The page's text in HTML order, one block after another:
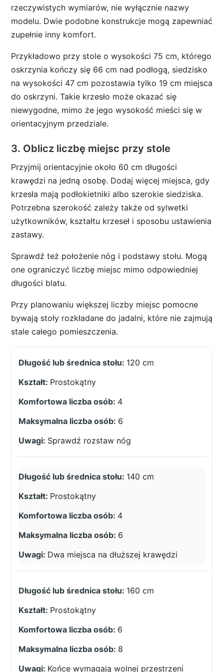
rzeczywistych wymiarów, nie wyłącznie nazwy
modelu. Dwie podobne konstrukcje mogą zapewniać
zupełnie inny komfort.
Przykładowo przy stole o wysokości 75 cm, którego
oskrzynia kończy się 66 cm nad podłogą, siedzisko
na wysokości 47 cm pozostawia tylko 19 cm miejsca
do oskrzyni. Takie krzesło może okazać się
niewygodne, mimo że jego wysokość mieści się w
orientacyjnym przedziale.
3. Oblicz liczbę miejsc przy stole
Przyjmij orientacyjnie około 60 cm długości
krawędzi na jedną osobę. Dodaj więcej miejsca, gdy
krzesła mają podłokietniki albo szerokie siedziska.
Potrzebna szerokość zależy także od sylwetki
użytkowników, kształtu krzeseł i sposobu ustawienia
zastawy.
Sprawdź też położenie nóg i podstawy stołu. Mogą
one ograniczyć liczbę miejsc mimo odpowiedniej
długości blatu.
Przy planowaniu większej liczby miejsc pomocne
bywają stoły rozkładane do jadalni, które nie zajmują
stale całego pomieszczenia.
120 cm
Prostokątny
4
6
Sprawdź rozstaw nóg
140 cm
Prostokątny
4
6
Dwa miejsca na dłuższej krawędzi
160 cm
Prostokątny
6
8
Końce wymagają wolnej przestrzeni